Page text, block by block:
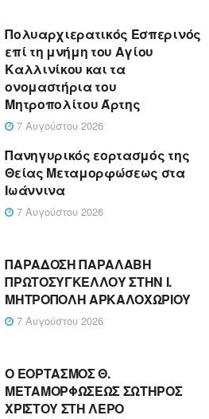
Πολυαρχιερατικός Εσπερινός
επί τη μνήμη του Αγίου
Καλλινίκου και τα
ονομαστήρια του
Μητροπολίτου Άρτης
7 Αυγούστου 2026
Πανηγυρικός εορτασμός της
Θείας Μεταμορφώσεως στα
Ιωάννινα
7 Αυγούστου 2026
ΠΑΡΑΔΟΣΗ ΠΑΡΑΛΑΒΗ
ΠΡΩΤΟΣΥΓΚΕΛΛΟΥ ΣΤΗΝ Ι.
ΜΗΤΡΟΠΟΛΗ ΑΡΚΑΛΟΧΩΡΙΟΥ
7 Αυγούστου 2026
Ο ΕΟΡΤΑΣΜΟΣ Θ.
ΜΕΤΑΜΟΡΦΩΣΕΩΣ ΣΩΤΗΡΟΣ
ΧΡΙΣΤΟΥ ΣΤΗ ΛΕΡΟ